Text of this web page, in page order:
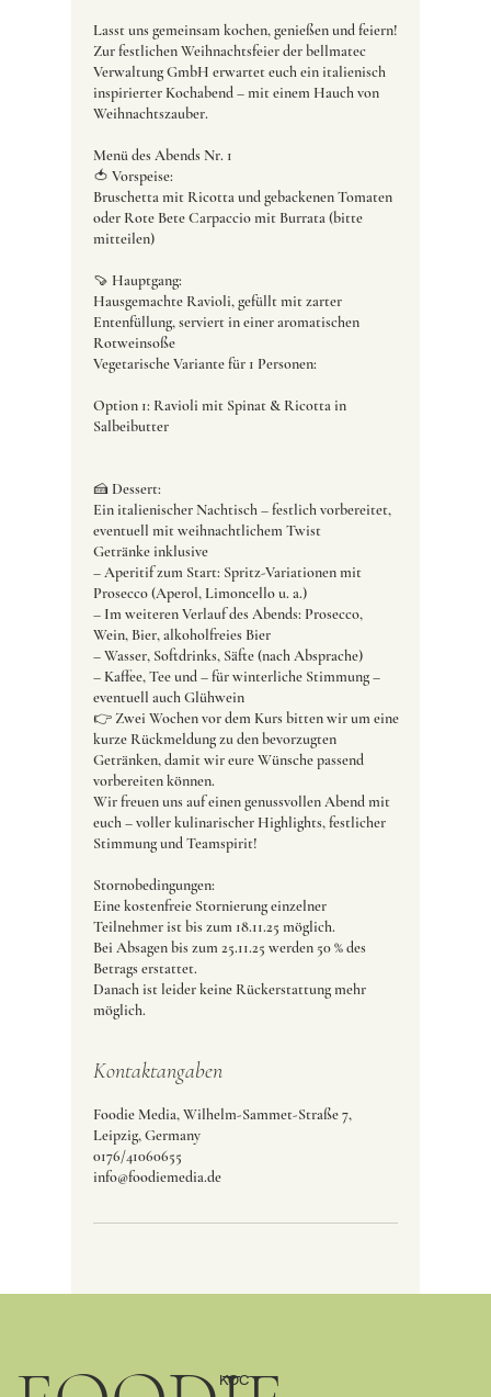
Lasst uns gemeinsam kochen, genießen und feiern!
Zur festlichen Weihnachtsfeier der bellmatec
Verwaltung GmbH erwartet euch ein italienisch
inspirierter Kochabend – mit einem Hauch von
Weihnachtszauber.
Menü des Abends Nr. 1
🍅 Vorspeise:
Bruschetta mit Ricotta und gebackenen Tomaten
oder Rote Bete Carpaccio mit Burrata (bitte
mitteilen)
🍠 Hauptgang:
Hausgemachte Ravioli, gefüllt mit zarter
Entenfüllung, serviert in einer aromatischen
Rotweinsoße
Vegetarische Variante für 1 Personen:
Option 1: Ravioli mit Spinat & Ricotta in
Salbeibutter
🍰 Dessert:
Ein italienischer Nachtisch – festlich vorbereitet,
eventuell mit weihnachtlichem Twist
Getränke inklusive
– Aperitif zum Start: Spritz-Variationen mit
Prosecco (Aperol, Limoncello u. a.)
– Im weiteren Verlauf des Abends: Prosecco,
Wein, Bier, alkoholfreies Bier
– Wasser, Softdrinks, Säfte (nach Absprache)
– Kaffee, Tee und – für winterliche Stimmung –
eventuell auch Glühwein
👉 Zwei Wochen vor dem Kurs bitten wir um eine
kurze Rückmeldung zu den bevorzugten
Getränken, damit wir eure Wünsche passend
vorbereiten können.
Wir freuen uns auf einen genussvollen Abend mit
euch – voller kulinarischer Highlights, festlicher
Stimmung und Teamspirit!
Stornobedingungen:
Eine kostenfreie Stornierung einzelner
Teilnehmer ist bis zum 18.11.25 möglich.
Bei Absagen bis zum 25.11.25 werden 50 % des
Betrags erstattet.
Danach ist leider keine Rückerstattung mehr
möglich.
Kontaktangaben
Foodie Media, Wilhelm-Sammet-Straße 7,
Leipzig, Germany
0176/41060655
info@foodiemedia.de
KOC